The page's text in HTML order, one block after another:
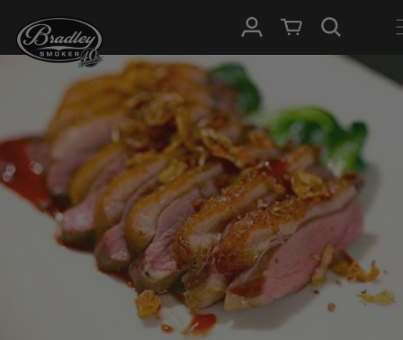
NAAR DE
CONTENT
InloggenWinkelwagen